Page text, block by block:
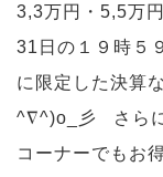
3,3万円・5,5万
31日の１９時５
に限定した決算
^∇^)o_彡 さらに
コーナーでもお